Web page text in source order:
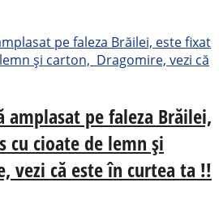
amplasat pe faleza Brăilei,
cu cioate de lemn și
vezi că este în curtea ta !!